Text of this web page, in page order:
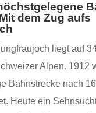
dem Zug aufs
liegt auf
Alpen. 1912
Bahnstrecke nach
Heute ein